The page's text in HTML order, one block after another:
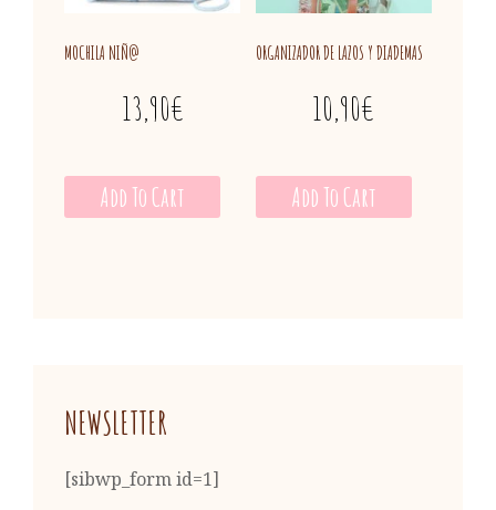
MOCHILA NIÑ@
13,90€
Add To Cart
ORGANIZADOR DE LAZOS Y DIADEMAS
10,90€
Add To Cart
NEWSLETTER
[sibwp_form id=1]